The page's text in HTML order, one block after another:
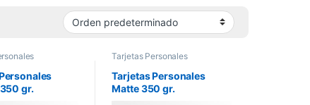
gr.
Tarjetas Personales
Tarjetas Personales
Matte 350 gr.